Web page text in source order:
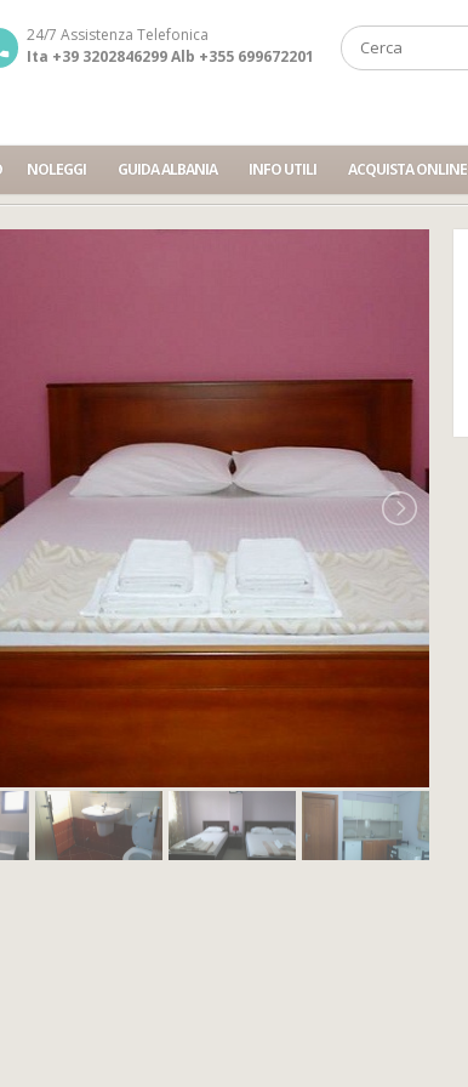
24/7 Assistenza Telefonica
Ita +39 3202846299 Alb +355 699672201
NOLEGGI GUIDA ALBANIA INFO UTILI ACQUISTA ONLINE